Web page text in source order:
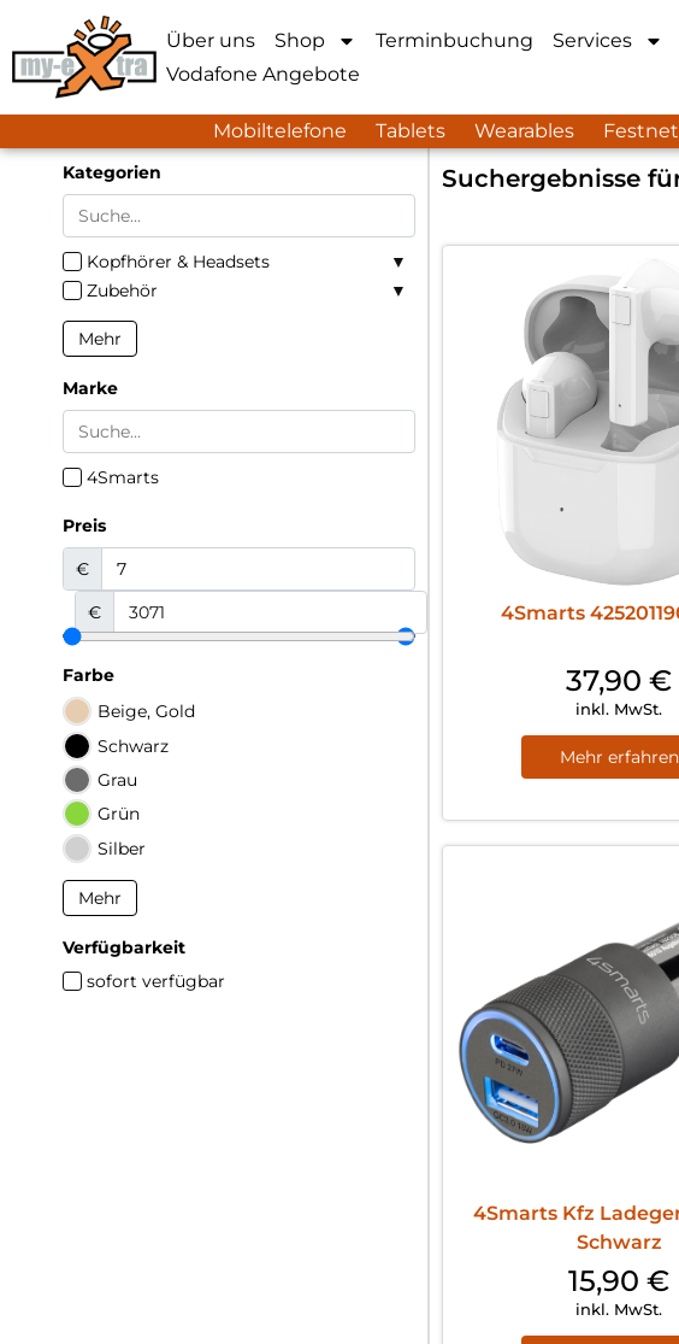
Über uns Shop Terminbuchung Services
Vodafone Angebote
Mobiltelefone Tablets Wearables
Kategorien
Kopfhörer & Headsets
Zubehör
Mehr
Marke
4Smarts
Preis
€
€
Farbe
Beige, Gold
Schwarz
Grau
Grün
Silber
Mehr
Verfügbarkeit
sofort verfügbar
Suchergebnisse
4Smarts
37,90€
inkl. MwSt.
Mehr erfahren
4Smarts Kfz
Schwarz
15,90€
inkl. MwSt.